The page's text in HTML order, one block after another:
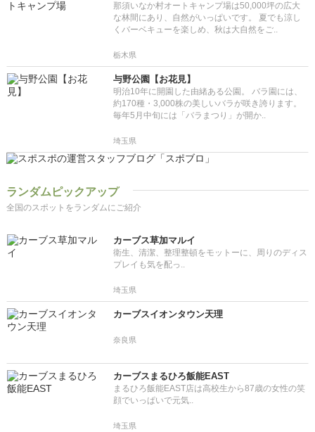
那須いなか村オートキャンプ場は50,000坪の広大
な林間にあり、自然がいっぱいです。 夏でも涼し
くバーベキューを楽しめ、秋は大自然をご..
栃木県
与野公園【お花見】
明治10年に開園した由緒ある公園。 バラ園には、
約170種・3,000株の美しいバラが咲き誇ります。
毎年5月中旬には「バラまつり」が開か..
埼玉県
ランダムピックアップ
全国のスポットをランダムにご紹介
カーブス草加マルイ
衛生、清潔、整理整頓をモットーに、周りのディス
プレイも気を配っ..
埼玉県
カーブスイオンタウン天理
奈良県
カーブスまるひろ飯能EAST
まるひろ飯能EAST店は高校生から87歳の女性の笑
顔でいっぱいで元気..
埼玉県